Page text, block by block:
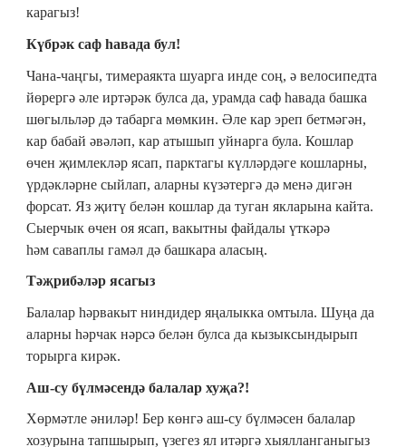
карагыз!
Күбрәк саф һавада бул!
Чана-чаңгы, тимераякта шуарга инде соң, ә велосипедта
йөрергә әле иртәрәк булса да, урамда саф һавада башка
шөгыльләр дә табарга мөмкин. Әле кар эреп бетмәгән,
кар бабай әвәләп, кар атышып уйнарга була. Кошлар
өчен җимлекләр ясап, парктагы күлләрдәге кошларны,
үрдәкләрне сыйлап, аларны күзәтергә дә менә дигән
форсат. Яз җитү белән кошлар да туган якларына кайта.
Сыерчык өчен оя ясап, вакытны файдалы үткәрә
һәм саваплы гамәл дә башкара аласың.
Тәҗрибәләр ясагыз
Балалар һәрвакыт ниндидер яңалыкка омтыла. Шуңа да
аларны һәрчак нәрсә белән булса да кызыксындырып
торырга кирәк.
Аш-су бүлмәсендә балалар хуҗа?!
Хөрмәтле әниләр! Бер көнгә аш-су бүлмәсен балалар
хозурына тапшырып, үзегез ял итәргә хыялланганыгыз